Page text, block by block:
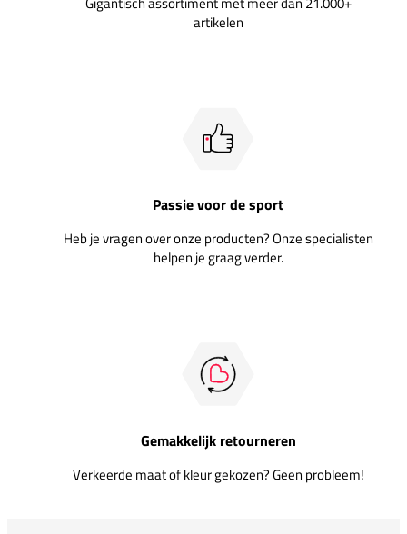
artikelen
Passie voor de sport
Heb je vragen over onze producten? Onze specialisten
helpen je graag verder.
Gemakkelijk retourneren
Verkeerde maat of kleur gekozen? Geen probleem!